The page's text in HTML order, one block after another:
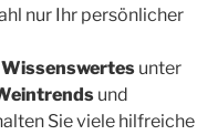
nur Ihr persönlicher
Wissenswertes unter
und
Sie viele hilfreiche